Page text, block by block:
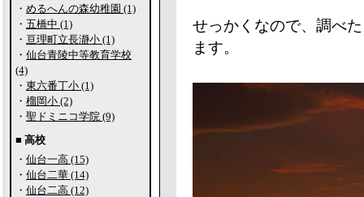
せっかくなので、調べ
ます。
・ めるへんの森幼稚園 (1)
・ 五橋中 (1)
・ 亘理町立長瀞小 (1)
・ 仙台青陵中等教育学校
(4)
・ 東六番丁小 (1)
・ 榴岡小 (2)
・ 聖ドミニコ学院 (9)
■ 高校
・ 仙台一高 (15)
・ 仙台二華 (14)
・ 仙台二高 (12)